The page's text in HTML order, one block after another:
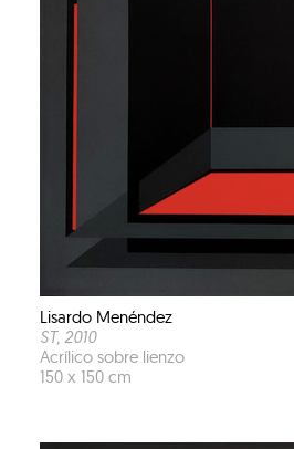
Lisardo Menéndez
ST, 2010
Acrílico sobre lienzo
150 x 150 cm